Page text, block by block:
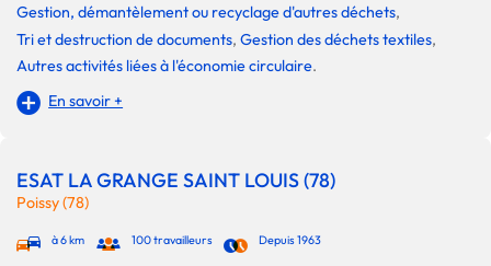
Gestion, démantèlement ou recyclage d'autres déchets,
Tri et destruction de documents, Gestion des déchets textiles,
Autres activités liées à l'économie circulaire.
En savoir +
ESAT LA GRANGE SAINT LOUIS (78)
Poissy (78)
à 6 km 100 travailleurs Depuis 1963